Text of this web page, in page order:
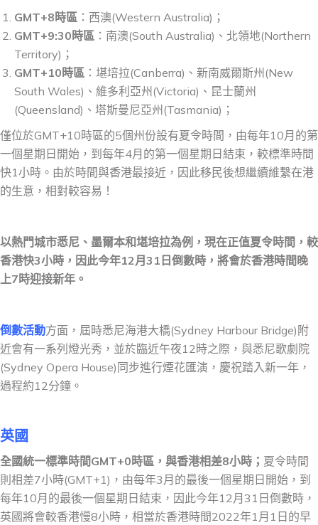
GMT+8 時區 ：西澳(Western Australia)；
GMT+9:30 時區 ：南澳(South Australia)、北領地(Northern
Territory)；
GMT+10 時區 ：堪培拉(Canberra)、新南威爾斯州(New
South Wales)、維多利亞州(Victoria)、昆士蘭州
(Queensland)、塔斯曼尼亞州(Tasmania)；
僅位於GMT+10時區的5個州份設有夏令時間，由每年10月的第
一個星期日開始，到每年4月的第一個星期日結束，較標準時間
快1小時。由於時間與香港最接近，因此移民後想繼續維繫在港
的生意，相對較容易！
以熱門城市悉尼、墨爾本和堪培拉為例，現在正值夏令時間，較
香港快3小時，因此今年12月31日倒數時，將會於香港時間晚
上7時迎接新年。
倒數活動方面，屆時悉尼海港大橋(Sydney Harbour Bridge)附
近會有一系列燈光秀，並於臨近午夜12時之際，與悉尼歌劇院
(Sydney Opera House)同步進行煙花匯演，慶祝踏入新一年，
過程約12分鐘。
英國
全國統一標準時間GMT+0時區，與香港相差8小時； 夏令時間
則相差7小時(GMT+1)，由每年3月的最後一個星期日開始，到
每年10月的最後一個星期日結束，因此今年12月31日倒數時，
英國將會較香港慢8小時，相當於香港時間2022年1月1日的早